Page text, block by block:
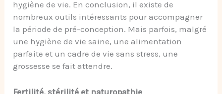
hygiène de vie. En conclusion, il existe de
nombreux outils intéressants pour accompagner
la période de pré-conception. Mais parfois, malgré
une hygiène de vie saine, une alimentation
parfaite et un cadre de vie sans stress, une
grossesse se fait attendre.
Fertilité, stérilité et naturopathie